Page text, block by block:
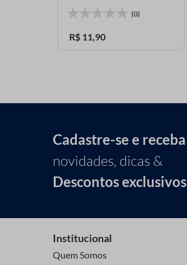
(0)
R$ 11,90
Cadastre-se e receba
novidades, dicas &
Descontos exclusivos
Institucional
Quem Somos